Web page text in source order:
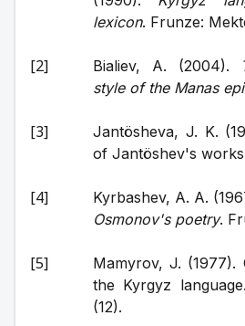
lexicon. Frunze:
Bialiev, A. (2004).
style of the Manas
Jantösheva, J. K.
of Jantöshev's
Kyrbashev, A. A.
Osmоnov's poetry.
Mamyrov, J. (1977).
the Kyrgyz language.
(12).